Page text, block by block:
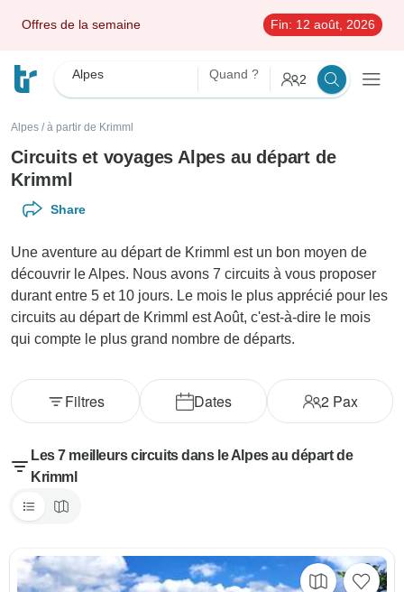
Offres de la semaine Fin: 12 août, 2026
Alpes Quand ? 2
Alpes / à partir de Krimml
Circuits et voyages Alpes au départ de
Krimml
Share
Une aventure au départ de Krimml est un bon moyen de
découvrir le Alpes. Nous avons 7 circuits à vous proposer
durant entre 5 et 10 jours. Le mois le plus apprécié pour les
circuits au départ de Krimml est Août, c'est-à-dire le mois
qui compte le plus grand nombre de départs.
Dates 2Pax
Filtres
Les 7 meilleurs circuits dans le Alpes au départ de
Krimml